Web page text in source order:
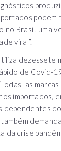
podem
Brasil, uma
viral”.
dezessete
de Covid-
[as
importados,
dependentes
da crise